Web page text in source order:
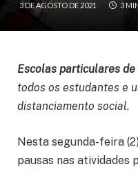
3 DE AGOSTO DE 2021 3
Escolas particulares de
todos os estudantes e
distanciamento social.
Nesta segunda-feira
pausas nas atividades